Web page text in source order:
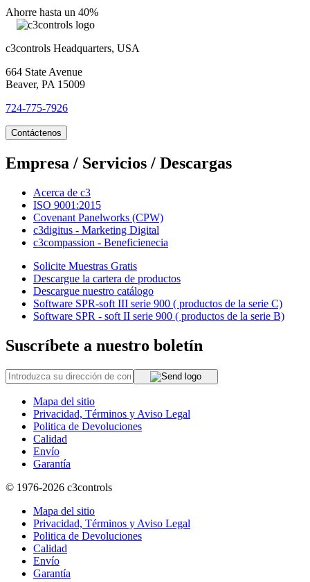
Ahorre hasta un 40%
c3controls Headquarters, USA
664 State Avenue
Beaver, PA 15009
724-775-7926
Contáctenos
Empresa / Servicios / Descargas
Acerca de c3
ISO 9001:2015
Covenant Panelworks (CPW)
c3digitus - Marketing Digital
c3compassion - Beneficienecia
Solicite Muestras Gratis
Descargue la cartera de productos
Descargue nuestro catálogo
Software SPR-soft III serie 900 ( productos de la serie C)
Software SPR - soft II serie 900 ( productos de la serie B)
Suscríbete a nuestro boletín
Mapa del sitio
Privacidad, Términos y Aviso Legal
Politica de Devoluciones
Calidad
Envío
Garantía
© 1976-2026 c3controls
Mapa del sitio
Privacidad, Términos y Aviso Legal
Politica de Devoluciones
Calidad
Envío
Garantía